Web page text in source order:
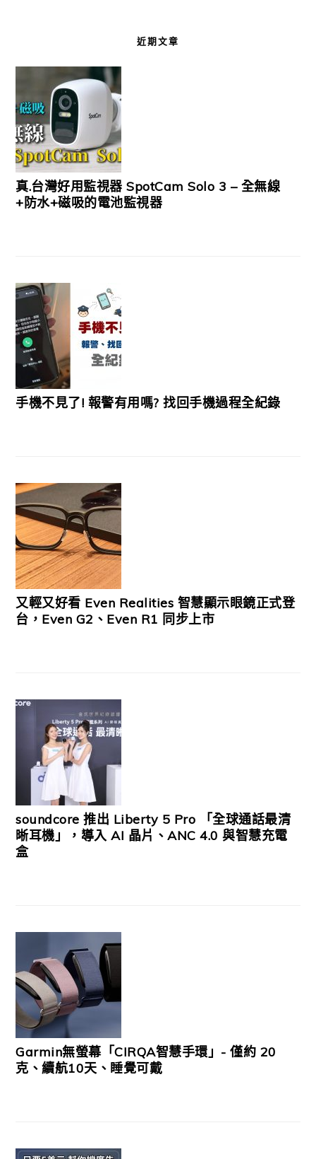
近期文章
真.台灣好用監視器 SpotCam Solo 3 – 全無線
+防水+磁吸的電池監視器
手機不見了! 報警有用嗎? 找回手機過程全紀錄
又輕又好看 Even Realities 智慧顯示眼鏡正式登
台，Even G2、Even R1 同步上市
soundcore 推出 Liberty 5 Pro 「全球通話最清
晰耳機」，導入 AI 晶片、ANC 4.0 與智慧充電
盒
Garmin無螢幕「CIRQA智慧手環」- 僅約 20
克、續航10天、睡覺可戴